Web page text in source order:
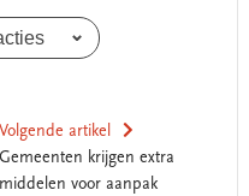
Volgende artikel
Gemeenten krijgen extra
middelen voor aanpak